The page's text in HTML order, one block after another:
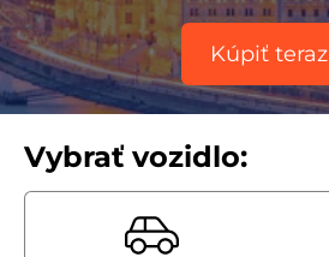
Kúpiť teraz
Vybrať vozidlo: